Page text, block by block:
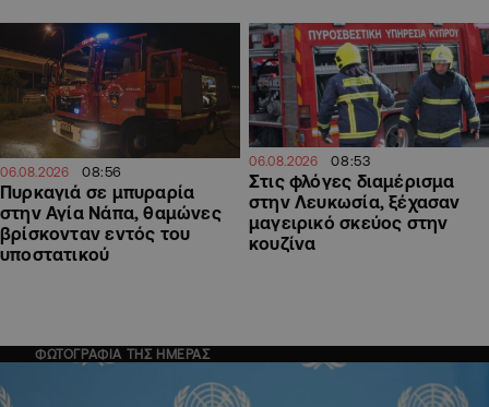
06.08.2026 08:56
Πυρκαγιά σε μπυραρία
στην Αγία Νάπα, θαμώνες
βρίσκονταν εντός του
υποστατικού
06.08.2026 08:53
Στις φλόγες διαμέρισμα
στην Λευκωσία, ξέχασαν
μαγειρικό σκεύος στην
κουζίνα
ΦΩΤΟΓΡΑΦΙΑ ΤΗΣ ΗΜΕΡΑΣ